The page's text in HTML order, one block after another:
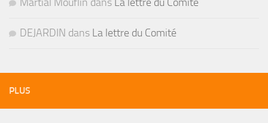
DEJARDIN dans La lettre du Comité
PLUS